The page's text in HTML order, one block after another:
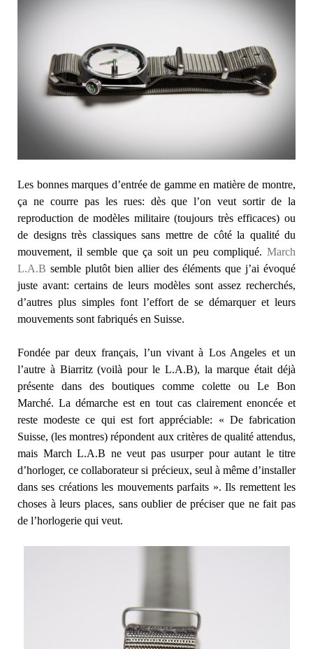
Les bonnes marques d’entrée de gamme en matière de montre,
ça ne courre pas les rues: dès que l’on veut sortir de la
reproduction de modèles militaire (toujours très efficaces) ou
de designs très classiques sans mettre de côté la qualité du
mouvement, il semble que ça soit un peu compliqué. March
L.A.B semble plutôt bien allier des éléments que j’ai évoqué
juste avant: certains de leurs modèles sont assez recherchés,
d’autres plus simples font l’effort de se démarquer et leurs
mouvements sont fabriqués en Suisse.
Fondée par deux français, l’un vivant à Los Angeles et un
l’autre à Biarritz (voilà pour le L.A.B), la marque était déjà
présente dans des boutiques comme colette ou Le Bon
Marché. La démarche est en tout cas clairement enoncée et
reste modeste ce qui est fort appréciable: « De fabrication
Suisse, (les montres) répondent aux critères de qualité attendus,
mais March L.A.B ne veut pas usurper pour autant le titre
d’horloger, ce collaborateur si précieux, seul à même d’installer
dans ses créations les mouvements parfaits ». Ils remettent les
choses à leurs places, sans oublier de préciser que ne fait pas
de l’horlogerie qui veut.